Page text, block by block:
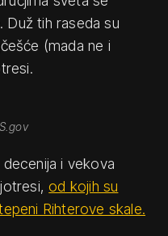
Duž tih raseda su
(mada ne i
i vekova
od kojih su
Rihterove skale.